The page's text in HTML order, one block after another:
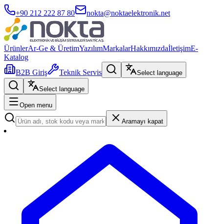
+90 212 222 87 80 nokta@noktaelektronik.net
ÜrünlerAr-Ge & ÜretimYazılımMarkalarHakkımızdaİletişimE-
Katalog
B2B Giriş
Teknik Servis Select language
Select language
Open menu
Aramayı kapat